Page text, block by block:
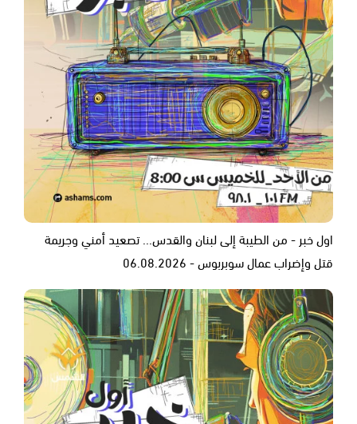
اول خبر - من الطيبة إلى لبنان والقدس... تصعيد أمني وجريمة
قتل وإضراب عمال سوبربوس - 06.08.2026